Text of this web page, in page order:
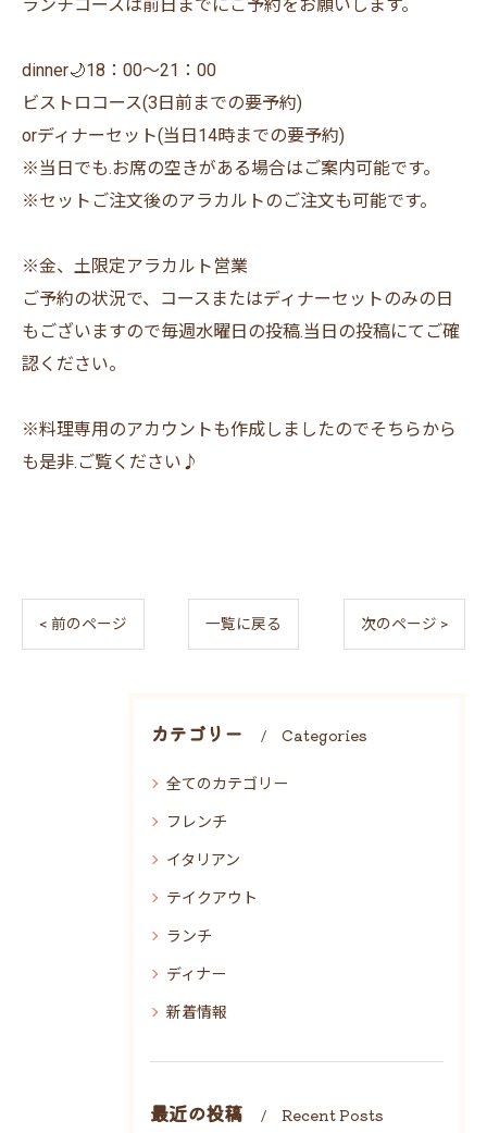
ランチコースは前日までにご予約をお願いします。
dinner🌙18：00〜21：00
ビストロコース(3日前までの要予約)
orディナーセット(当日14時までの要予約)
※当日でも.お席の空きがある場合はご案内可能です。
※セットご注文後のアラカルトのご注文も可能です。
※金、土限定アラカルト営業
ご予約の状況で、コースまたはディナーセットのみの日
もございますので毎週水曜日の投稿.当日の投稿にてご確
認ください。
※料理専用のアカウントも作成しましたのでそちらから
も是非.ご覧ください♪
< 前のページ 一覧に戻る 次のページ >
カテゴリー Categories
全てのカテゴリー
フレンチ
イタリアン
テイクアウト
ランチ
ディナー
新着情報
最近の投稿 Recent Posts